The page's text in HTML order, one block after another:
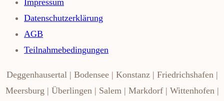
Impressum
Datenschutzerklärung
AGB
Teilnahmebedingungen
Deggenhausertal | Bodensee | Konstanz | Friedrichshafen |
Meersburg | Überlingen | Salem | Markdorf | Wittenhofen |